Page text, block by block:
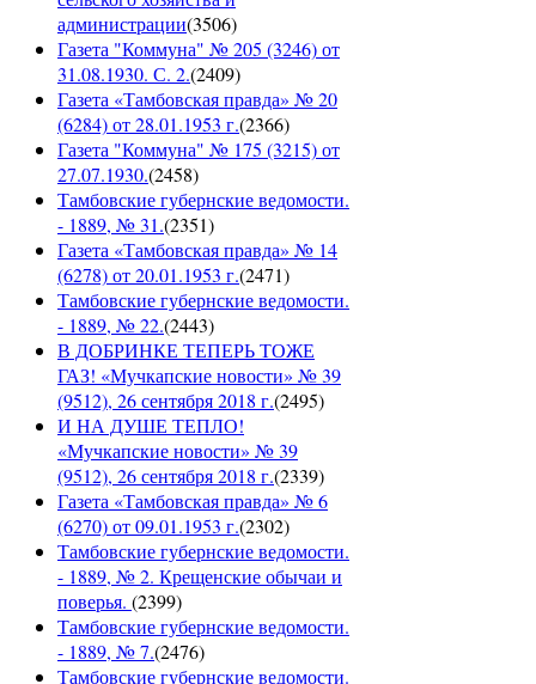
администрации(3506)
Газета "Коммуна" № 205 (3246) от
31.08.1930. С. 2.(2409)
Газета «Тамбовская правда» № 20
(6284) от 28.01.1953 г.(2366)
Газета "Коммуна" № 175 (3215) от
27.07.1930.(2458)
Тамбовские губернские ведомости.
- 1889, № 31.(2351)
Газета «Тамбовская правда» № 14
(6278) от 20.01.1953 г.(2471)
Тамбовские губернские ведомости.
- 1889, № 22.(2443)
В ДОБРИНКЕ ТЕПЕРЬ ТОЖЕ
ГАЗ! «Мучкапские новости» № 39
(9512), 26 сентября 2018 г.(2495)
И НА ДУШЕ ТЕПЛО!
«Мучкапские новости» № 39
(9512), 26 сентября 2018 г.(2339)
Газета «Тамбовская правда» № 6
(6270) от 09.01.1953 г.(2302)
Тамбовские губернские ведомости.
- 1889, № 2. Крещенские обычаи и
поверья. (2399)
Тамбовские губернские ведомости.
- 1889, № 7.(2476)
Тамбовские губернские ведомости.